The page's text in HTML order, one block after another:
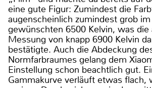
eine gute Figur: Zumindest die
augenscheinlich zumindest grob
gewünschten 6500 Kelvin, was die
Messung von knapp 6900 Kelvin
bestätigte. Auch die Abdeckung
Normfarbraumes gelang dem
Einstellung schon beachtlich gut.
Gammakurve verläuft etwas flach,